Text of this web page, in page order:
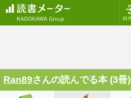
Ran89さんの読んでる本 (3冊)